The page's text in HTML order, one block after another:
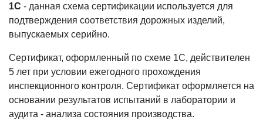
1С - данная схема сертификации используется для
подтверждения соответствия дорожных изделий,
выпускаемых серийно.
Сертификат, оформленный по схеме 1С, действителен
5 лет при условии ежегодного прохождения
инспекционного контроля. Сертификат оформляется на
основании результатов испытаний в лаборатории и
аудита - анализа состояния производства.